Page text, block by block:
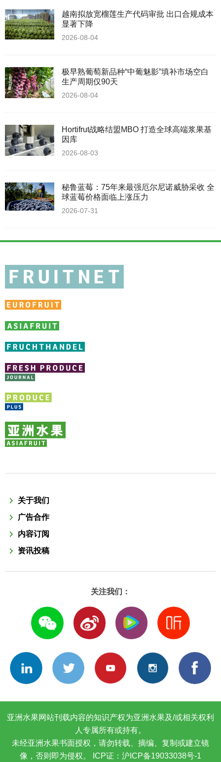
越南拟放宽榴莲生产代码审批 出口合规成本
显著下降
2026-08-04
极早熟葡萄新品种“中葡魅影”填补市场空白
生产周期仅90天
2026-08-04
Hortifrut战略结盟MBO 打造全球高端浆果基
因库
2026-08-03
秘鲁蓝莓：75年来最强厄尔尼诺威胁采收 全
球蓝莓价格面临上涨压力
2026-07-31
关于我们
广告合作
内容订阅
资讯投稿
关注我们：
亚洲水果网站刊载内容的知识产权为亚洲水果及/或相关权利
人专属所有或持有。
未经亚洲水果书面授权，请勿转载、摘编、复制或建立镜
像，否则即为侵权。
ICP证：沪ICP备19033038号-1